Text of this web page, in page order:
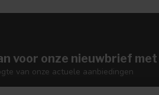
voor onze nieuwbrief
van onze actuele aanbiedingen